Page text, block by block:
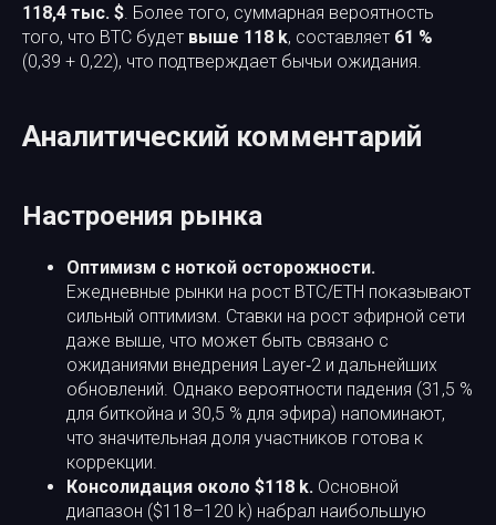
118,4 тыс. $ . Более того, суммарная вероятность
того, что BTC будет выше 118 k, составляет 61 %
(0,39 + 0,22), что подтверждает бычьи ожидания.
Аналитический комментарий
Настроения рынка
Оптимизм с ноткой осторожности.
Ежедневные рынки на рост BTC/ETH показывают
сильный оптимизм. Ставки на рост эфирной сети
даже выше, что может быть связано с
ожиданиями внедрения Layer‑2 и дальнейших
обновлений. Однако вероятности падения (31,5 %
для биткойна и 30,5 % для эфира) напоминают,
что значительная доля участников готова к
коррекции.
Консолидация около $118 k. Основной
диапазон ($118–120 k) набрал наибольшую